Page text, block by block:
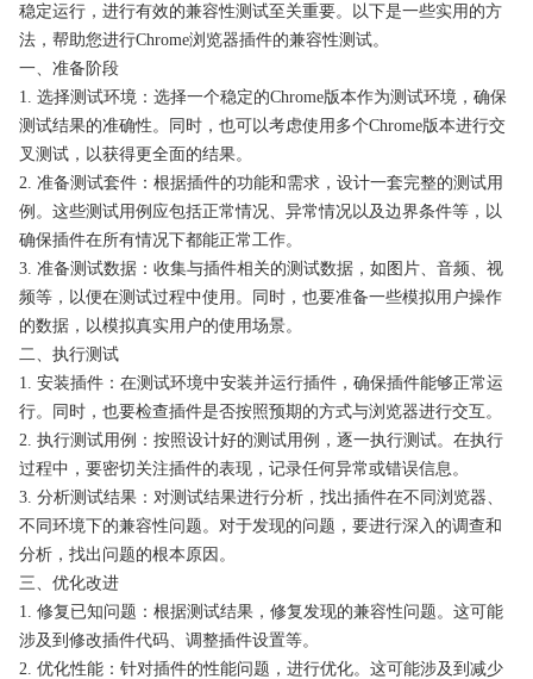
稳定运行，进行有效的兼容性测试至关重要。以下是一些实用的方
法，帮助您进行Chrome浏览器插件的兼容性测试。
一、准备阶段
1. 选择测试环境：选择一个稳定的Chrome版本作为测试环境，确保
测试结果的准确性。同时，也可以考虑使用多个Chrome版本进行交
叉测试，以获得更全面的结果。
2. 准备测试套件：根据插件的功能和需求，设计一套完整的测试用
例。这些测试用例应包括正常情况、异常情况以及边界条件等，以
确保插件在所有情况下都能正常工作。
3. 准备测试数据：收集与插件相关的测试数据，如图片、音频、视
频等，以便在测试过程中使用。同时，也要准备一些模拟用户操作
的数据，以模拟真实用户的使用场景。
二、执行测试
1. 安装插件：在测试环境中安装并运行插件，确保插件能够正常运
行。同时，也要检查插件是否按照预期的方式与浏览器进行交互。
2. 执行测试用例：按照设计好的测试用例，逐一执行测试。在执行
过程中，要密切关注插件的表现，记录任何异常或错误信息。
3. 分析测试结果：对测试结果进行分析，找出插件在不同浏览器、
不同环境下的兼容性问题。对于发现的问题，要进行深入的调查和
分析，找出问题的根本原因。
三、优化改进
1. 修复已知问题：根据测试结果，修复发现的兼容性问题。这可能
涉及到修改插件代码、调整插件设置等。
2. 优化性能：针对插件的性能问题，进行优化。这可能涉及到减少